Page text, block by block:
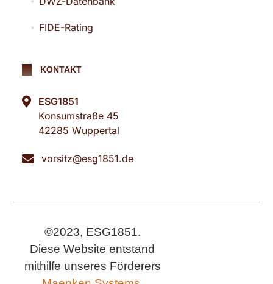
FIDE-Rating
KONTAKT
ESG1851
Konsumstraße 45
42285 Wuppertal
vorsitz@esg1851.de
©2023, ESG1851.
Diese Website entstand
mithilfe unseres Förderers